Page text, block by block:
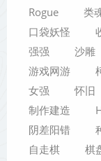
Rogue
类
口袋妖怪
强强
沙雕
游戏网游
女强
怀旧
制作建造
阴差阳错
自走棋
棋